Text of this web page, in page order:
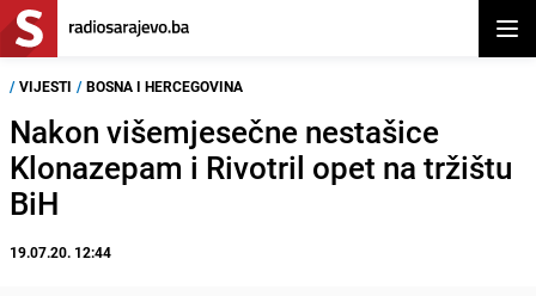
/ VIJESTI / BOSNA I HERCEGOVINA
Nakon višemjesečne nestašice
Klonazepam i Rivotril opet na tržištu
BiH
19.07.20. 12:44